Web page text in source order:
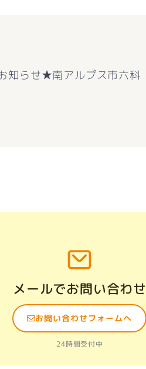
メールでお問い合わせ
お問い合わせフォームへ
24時間受付中